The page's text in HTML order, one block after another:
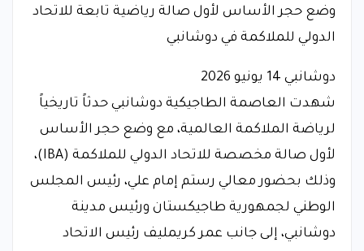
وضع حجر الأساس لأول صالة رياضية تابعة للاتحاد
الدولي للملاكمة في دوشانبي
دوشانبي 14 يونيو 2026
شهدت العاصمة الطاجيكية دوشانبي حدثاً تاريخياً
لرياضة الملاكمة العالمية، مع وضع حجر الأساس
لأول صالة مخصصة للاتحاد الدولي للملاكمة (IBA)،
وذلك بحضور معالي رستم إمام علي، رئيس المجلس
الوطني لجمهورية طاجيكستان ورئيس مدينة
دوشانبي، إلى جانب عمر كريمليف رئيس الاتحاد